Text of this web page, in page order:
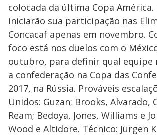
colocada da última Copa América.
iniciarão sua participação nas
Concacaf apenas em novembro.
foco está nos duelos com o
outubro, para definir qual equipe
a confederação na Copa das
2017, na Rússia. Prováveis
Unidos: Guzan; Brooks, Alvarado,
Ream; Bedoya, Jones, Williams e
Wood e Altidore. Técnico: Jürgen